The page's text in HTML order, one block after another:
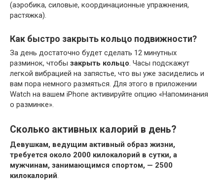
(аэробика, силовые, координационные упражнения,
растяжка).
Как быстро закрыть кольцо подвижности?
За день достаточно будет сделать 12 минутных
разминок, чтобы закрыть кольцо. Часы подскажут
легкой вибрацией на запястье, что вы уже засиделись и
вам пора немного размяться. Для этого в приложении
Watch на вашем iPhone активируйте опцию «Напоминания
о разминке».
Сколько активных калорий в день?
Девушкам, ведущим активный образ жизни,
требуется около 2000 килокалорий в сутки, а
мужчинам, занимающимся спортом, — 2500
килокалорий.